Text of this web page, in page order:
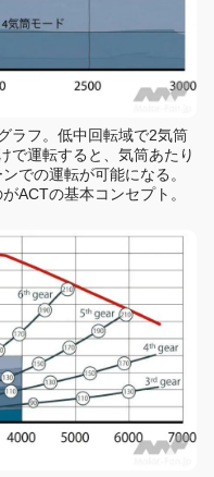
ラフ。低中回転域で2気筒
で運転すると、気筒あたり
での運転が可能になる。
ACTの基本コンセプト。